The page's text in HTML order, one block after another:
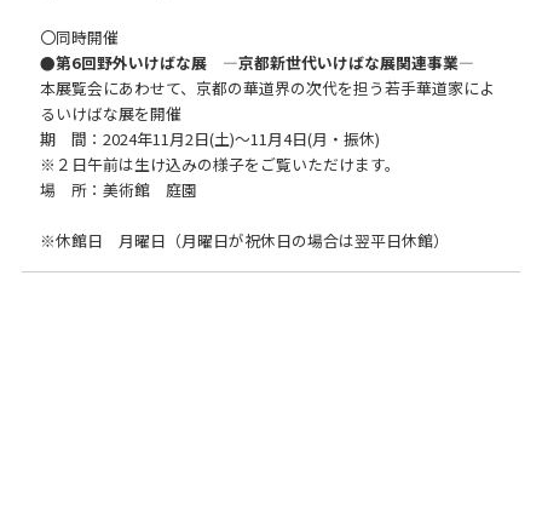
〇同時開催
●第6回野外いけばな展 ―京都新世代いけばな展関連事業―
本展覧会にあわせて、京都の華道界の次代を担う若手華道家によ
るいけばな展を開催
期 間：2024年11月2日(土)～11月4日(月・振休)
※２日午前は生け込みの様子をご覧いただけます。
場 所：美術館 庭園
※休館日 月曜日（月曜日が祝休日の場合は翌平日休館）